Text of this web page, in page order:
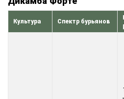
Культура Спектр бурьянов